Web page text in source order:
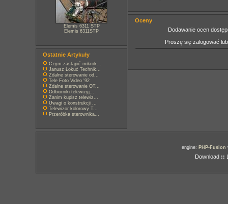
Elemis 6311 STP
Elemis 6311STP
Ostatnie Artykuły
Czym zastąpić mikrok...
Janusz Łokuć Technik...
Zdalne sterowanie od...
Tele Foto Video '92
Zdalne sterowanie OT...
Odbiorniki telewizyj...
Zanim kupisz telewiz...
Uwagi o konstrukcji ...
Telewizor kolorowy T...
Przeróbka sterownika...
Oceny
Dodawanie ocen
Proszę się zalogować
engine: PHP-Fusion
Download ::